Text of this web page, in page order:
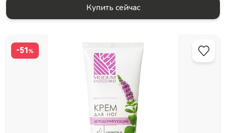
Купить сейчас
-51 %